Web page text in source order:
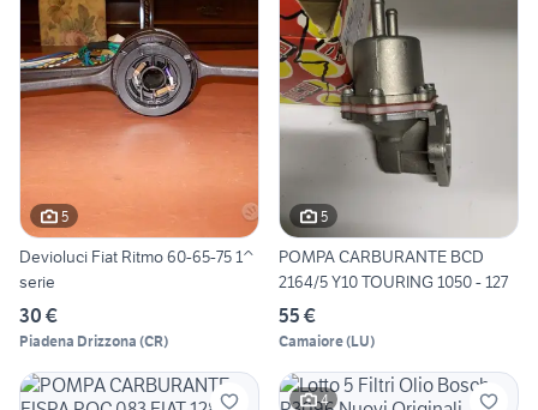
5
Devioluci Fiat Ritmo 60-65-75 1^
serie
30 €
Piadena Drizzona (CR)
5
POMPA CARBURANTE BCD
2164/5 Y10 TOURING 1050 - 127
55 €
Camaiore(LU)
4